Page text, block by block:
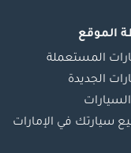
الموقع
المستعملة
الجديدة
السيارات
سيارتك في الإمارات